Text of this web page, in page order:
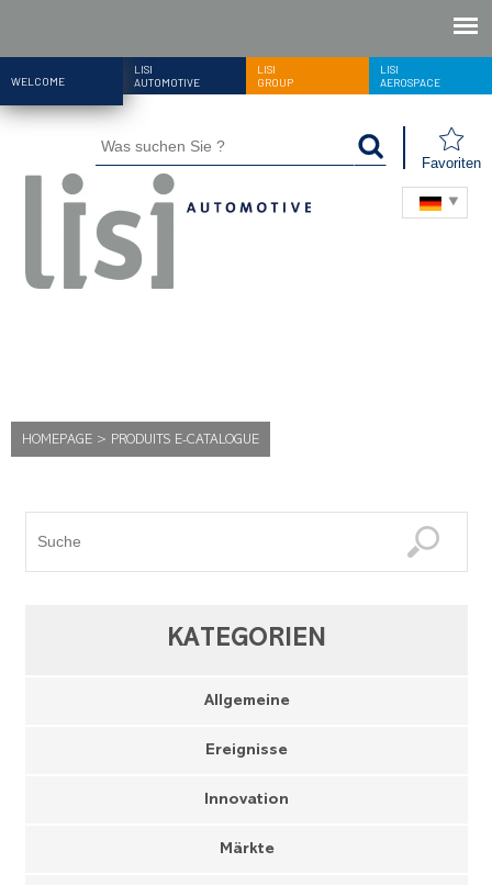
WELCOME
LISI
AUTOMOTIVE
LISI
GROUP
LISI
AEROSPACE
Favoriten
HOMEPAGE > PRODUITS E-CATALOGUE
KATEGORIEN
Allgemeine
Ereignisse
Innovation
Märkte